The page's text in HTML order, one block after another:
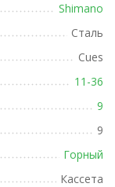
Shimano
Сталь
Cues
11-36
9
9
Горный
Кассета